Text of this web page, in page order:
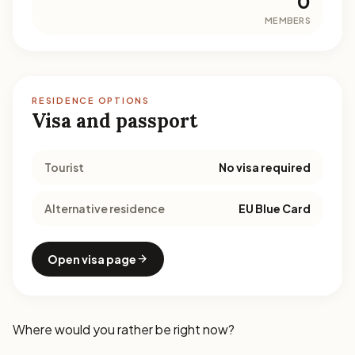
MEMBERS
RESIDENCE OPTIONS
Visa and passport
Tourist No visa required
Alternative residence EU Blue Card
Open visa page
Where would you rather be right now?